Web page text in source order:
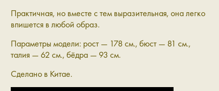
Практичная, но вместе с тем выразительная, она легко
впишется в любой образ.
Параметры модели: рост — 178 см., бюст — 81 см.,
талия — 62 см., бёдра — 93 см.
Сделано в Китае.